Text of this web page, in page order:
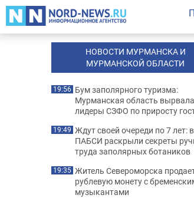
НОВОСТИ МУРМАНСКА И
МУРМАНСКОЙ ОБЛАСТИ
19:56 Бум заполярного туризма:
Мурманская область
лидеры СЗФО по приросту
19:49 Ждут своей очереди по 7 лет: в
ПАБСИ раскрыли секреты
труда заполярных ботаников
19:35 Житель Североморска
рублевую монету с
музыкантами